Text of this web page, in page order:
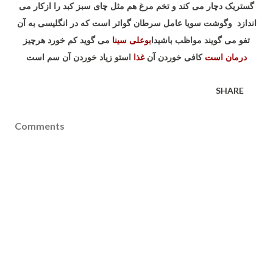
گستریک دچار می کند و تخم مرغ هم مثل چای سبز کبد را ازکار می
اندازد وگوشت سویا عامل سرطان گواتر است که در انگلیسی به آن
تفو می گویند مواظب باشیدابوعلی سینا می گوید کم خورد هرچیز
درمان است کافی خوردن آنغذا استو زیاد خوردن آن سم است
SHARE
Comments